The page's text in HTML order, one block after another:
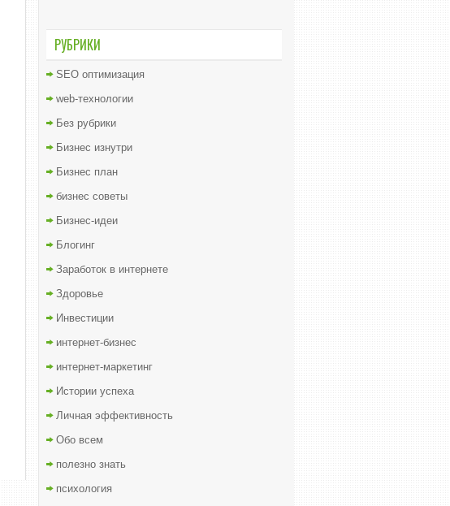
РУБРИКИ
SEO оптимизация
web-технологии
Без рубрики
Бизнес изнутри
Бизнес план
бизнес советы
Бизнес-идеи
Блогинг
Заработок в интернете
Здоровье
Инвестиции
интернет-бизнес
интернет-маркетинг
Истории успеха
Личная эффективность
Обо всем
полезно знать
психология